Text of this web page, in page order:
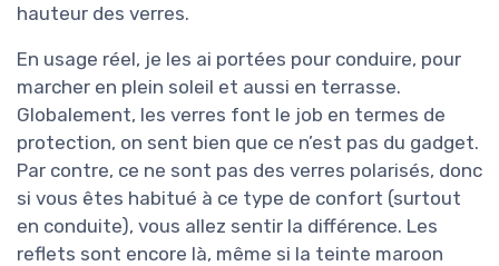
hauteur des verres.
En usage réel, je les ai portées pour conduire, pour
marcher en plein soleil et aussi en terrasse.
Globalement, les verres font le job en termes de
protection, on sent bien que ce n’est pas du gadget.
Par contre, ce ne sont pas des verres polarisés, donc
si vous êtes habitué à ce type de confort (surtout
en conduite), vous allez sentir la différence. Les
reflets sont encore là, même si la teinte maroon